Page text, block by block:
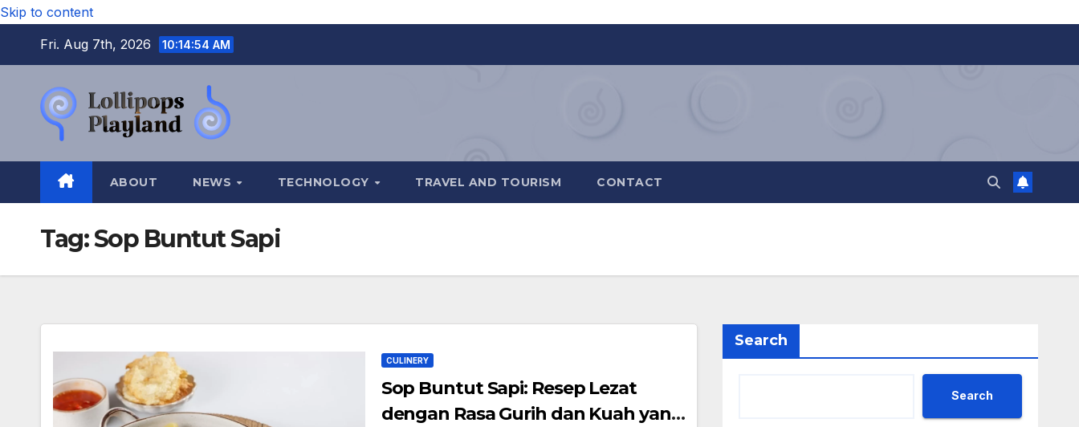
Skip to content
Fri. Aug 7th, 2026
10:14:55 AM
ABOUT NEWS TECHNOLOGY TRAVEL AND TOURISM CONTACT
Tag:Sop Buntut Sapi
CULINERY
Sop Buntut Sapi: Resep Lezat
dengan Rasa Gurih dan Kuah yang
Search
Search